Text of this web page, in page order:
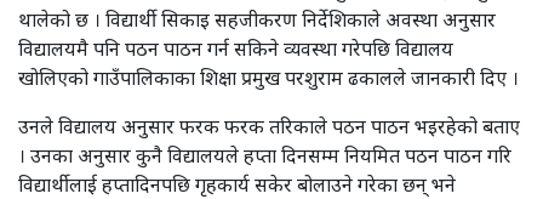
थालेको छ । विद्यार्थी सिकाइ सहजीकरण निर्देशिकाले अवस्था अनुसार
विद्यालयमै पनि पठन पाठन गर्न सकिने व्यवस्था गरेपछि विद्यालय
खोलिएको गाउँपालिकाका शिक्षा प्रमुख परशुराम ढकालले जानकारी दिए ।
उनले विद्यालय अनुसार फरक फरक तरिकाले पठन पाठन भइरहेको बताए
। उनका अनुसार कुनै विद्यालयले हप्ता दिनसम्म नियमित पठन पाठन गरि
विद्यार्थीलाई हप्तादिनपछि गृहकार्य सकेर बोलाउने गरेका छन् भने